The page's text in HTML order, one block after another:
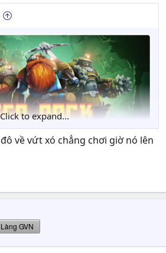
Click to expand...
về vứt xó chẳng chơi giờ nó lên
GVN